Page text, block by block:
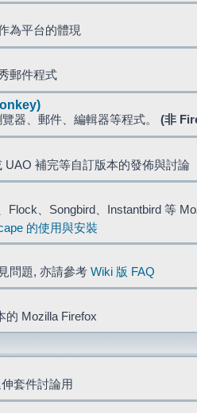
為平台的體現
郵件程式
器、郵件、編輯器等程式。 (非
UAO 補完等自訂版本的發佈與討論
Flock、Songbird、Instantbird 等
的使用與安裝
問題, 亦請參考 Wiki 版 FAQ
的 Mozilla Firefox
套件討論用